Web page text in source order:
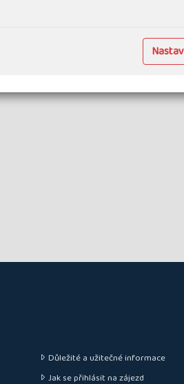
Důležité a užitečné informace
Jak se přihlásit na zájezd